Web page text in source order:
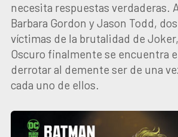
necesita respuestas verdaderas.
Barbara Gordon y Jason Todd,
víctimas de la brutalidad de
Oscuro finalmente se encuentra
derrotar al demente ser de una
cada uno de ellos.